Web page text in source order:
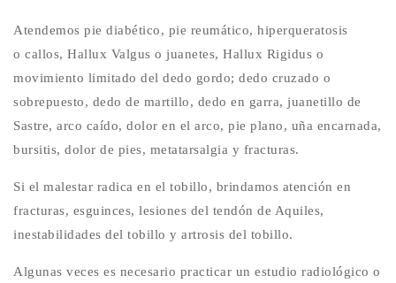
Atendemos pie diabético, pie reumático, hiperqueratosis
o callos, Hallux Valgus o juanetes, Hallux Rigidus o
movimiento limitado del dedo gordo; dedo cruzado o
sobrepuesto, dedo de martillo, dedo en garra, juanetillo de
Sastre, arco caído, dolor en el arco, pie plano, uña encarnada,
bursitis, dolor de pies, metatarsalgia y fracturas.
Si el malestar radica en el tobillo, brindamos atención en
fracturas, esguinces, lesiones del tendón de Aquiles,
inestabilidades del tobillo y artrosis del tobillo.
Algunas veces es necesario practicar un estudio radiológico o